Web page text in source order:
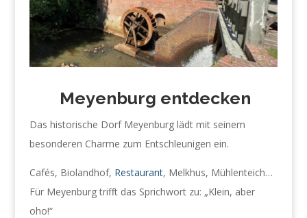
Meyenburg entdecken
Das historische Dorf Meyenburg lädt mit seinem
besonderen Charme zum Entschleunigen ein.
Cafés, Biolandhof, Restaurant, Melkhus, Mühlenteich…
Für Meyenburg trifft das Sprichwort zu: „Klein, aber
oho!“